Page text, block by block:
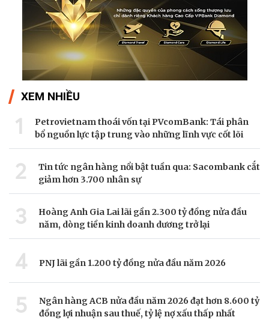
XEM NHIỀU
1
Petrovietnam thoái vốn tại PVcomBank: Tái phân
bổ nguồn lực tập trung vào những lĩnh vực cốt lõi
2
Tin tức ngân hàng nổi bật tuần qua: Sacombank cắt
giảm hơn 3.700 nhân sự
3
Hoàng Anh Gia Lai lãi gần 2.300 tỷ đồng nửa đầu
năm, dòng tiền kinh doanh dương trở lại
4 PNJ lãi gần 1.200 tỷ đồng nửa đầu năm 2026
5
Ngân hàng ACB nửa đầu năm 2026 đạt hơn 8.600 tỷ
đồng lợi nhuận sau thuế, tỷ lệ nợ xấu thấp nhất